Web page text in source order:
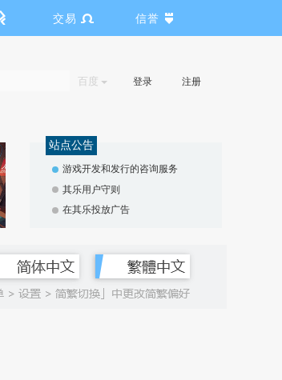
交易 信誉
百度 登录 注册
站点公告
游戏开发和发行的咨询服务
其乐用户守则
在其乐投放广告